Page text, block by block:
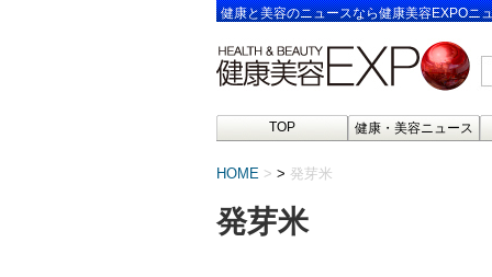
健康と美容のニュースなら健康美容EXPOニ
TOP 健康・美容ニュース
HOME > 発芽米
発芽米